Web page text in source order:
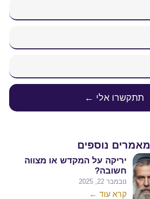
תתקשרו אלי ←
מאמרים נוספים
יריקה על המקדש או מצווה
חשובה?
נובמבר 22, 2025
קרא עוד ←